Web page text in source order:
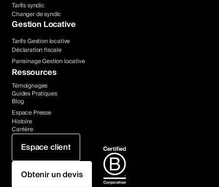
Tarifs syndic
Changer de syndic
Gestion Locative
Tarifs Gestion locative
Déclaration fiscale
Parrainage Gestion locative
Ressources
Témoignages
Guides Pratiques
Blog
Espace Presse
Histoire
Carrière
Espace client
Obtenir un devis